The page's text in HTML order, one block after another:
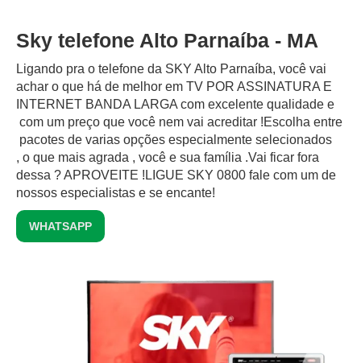
Sky telefone Alto Parnaíba - MA
Ligando pra o telefone da SKY Alto Parnaíba, você vai
achar o que há de melhor em TV POR ASSINATURA E
INTERNET BANDA LARGA com excelente qualidade e
com um preço que você nem vai acreditar !Escolha entre
pacotes de varias opções especialmente selecionados
, o que mais agrada , você e sua família .Vai ficar fora
dessa ? APROVEITE !LIGUE SKY 0800 fale com um de
nossos especialistas e se encante!
WHATSAPP